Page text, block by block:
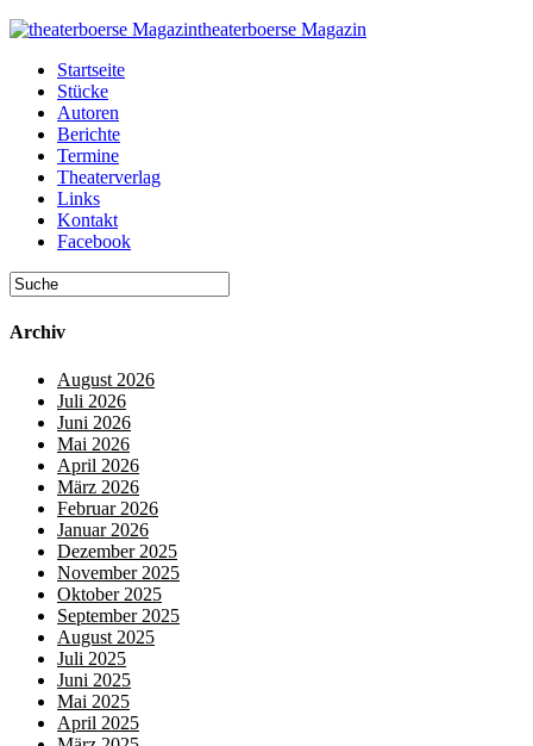
theaterboerse Magazin
Startseite
Stücke
Autoren
Berichte
Termine
Theaterverlag
Links
Kontakt
Facebook
Archiv
August 2026
Juli 2026
Juni 2026
Mai 2026
April 2026
März 2026
Februar 2026
Januar 2026
Dezember 2025
November 2025
Oktober 2025
September 2025
August 2025
Juli 2025
Juni 2025
Mai 2025
April 2025